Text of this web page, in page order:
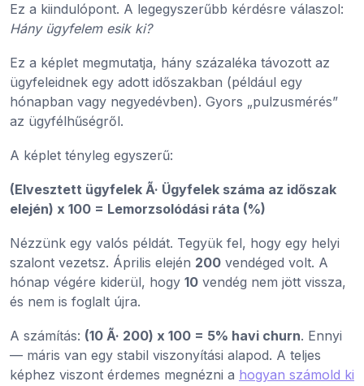
Ez a kiindulópont. A legegyszerűbb kérdésre válaszol:
Hány ügyfelem esik ki?
Ez a képlet megmutatja, hány százaléka távozott az
ügyfeleidnek egy adott időszakban (például egy
hónapban vagy negyedévben). Gyors „pulzusmérés”
az ügyfélhűségről.
A képlet tényleg egyszerű:
(Elvesztett ügyfelek Ã· Ügyfelek száma az időszak
elején) x 100 = Lemorzsolódási ráta (%)
Nézzünk egy valós példát. Tegyük fel, hogy egy helyi
szalont vezetsz. Április elején 200 vendéged volt. A
hónap végére kiderül, hogy 10 vendég nem jött vissza,
és nem is foglalt újra.
A számítás: (10 Ã· 200) x 100 = 5% havi churn. Ennyi
— máris van egy stabil viszonyítási alapod. A teljes
képhez viszont érdemes megnézni a hogyan számold ki